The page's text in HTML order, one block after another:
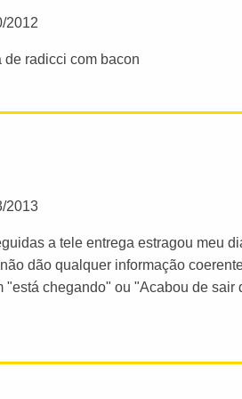
2012
radicci com bacon
2013
a tele entrega estragou meu
dão qualquer informação
chegando" ou "Acabou de sair